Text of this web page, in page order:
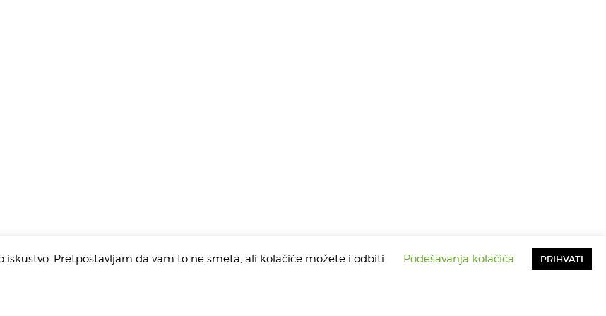
Pretpostavljam da vam to ne smeta, ali kolačiće možete i odbiti. Podešavanja kolačića PRIHVATI